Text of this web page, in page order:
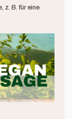
z. B. für eine